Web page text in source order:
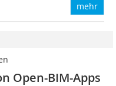
mehr
Open-BIM-Apps